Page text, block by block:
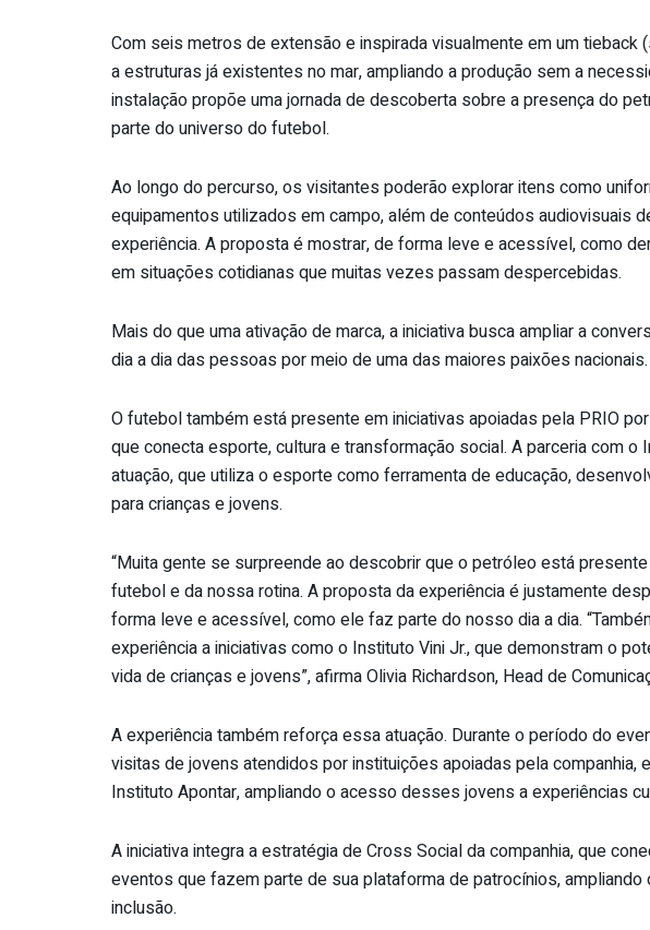
Com seis metros de extensão e inspirada visualmente em um tieback
a estruturas já existentes no mar, ampliando a produção sem a
instalação propõe uma jornada de descoberta sobre a presença do
parte do universo do futebol.
Ao longo do percurso, os visitantes poderão explorar itens como
equipamentos utilizados em campo, além de conteúdos audiovisuais
experiência. A proposta é mostrar, de forma leve e acessível, como
em situações cotidianas que muitas vezes passam despercebidas.
Mais do que uma ativação de marca, a iniciativa busca ampliar a
dia a dia das pessoas por meio de uma das maiores paixões nacionais.
O futebol também está presente em iniciativas apoiadas pela PRIO
que conecta esporte, cultura e transformação social. A parceria com
atuação, que utiliza o esporte como ferramenta de educação,
para crianças e jovens.
“Muita gente se surpreende ao descobrir que o petróleo está
futebol e da nossa rotina. A proposta da experiência é justamente
forma leve e acessível, como ele faz parte do nosso dia a dia.
experiência a iniciativas como o Instituto Vini Jr., que demonstram o
vida de crianças e jovens”, afirma Olivia Richardson, Head de
A experiência também reforça essa atuação. Durante o período do
visitas de jovens atendidos por instituições apoiadas pela companhia,
Instituto Apontar, ampliando o acesso desses jovens a experiências
A iniciativa integra a estratégia de Cross Social da companhia, que
eventos que fazem parte de sua plataforma de patrocínios,
inclusão.